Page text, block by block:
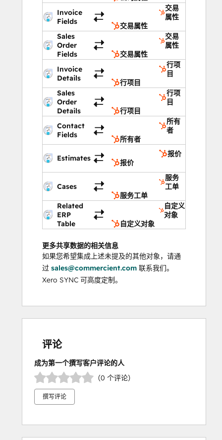
Invoice
Fields
交易
属性
交易属性
Sales
Order
Fields
交易
属性
交易属性
Invoice
Details
行项
目
行项目
Sales
Order
Details
行项
目
行项目
Contact
Fields
所有
者
所有者
Estimates
报价
报价
Cases
服务
工单
服务工单
Related
ERP
Table
自定义
对象
自定义对象
更多共享数据的相关信息
如果您希望集成上述未提及的其他对象，请通
过 sales@commercient.com 联系我们。
Xero SYNC 可高度定制。
评论
成为第一个撰写客户评论的人
（0 个评论）
撰写评论